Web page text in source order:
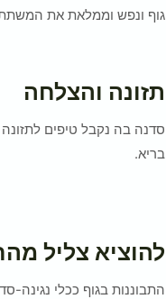
גוף ונפש וממלאת את
תזונה והצלחה
סדנה בה נקבל טיפים
בריא.
להוציא צליל
התבוננות בגוף ככלי נגינה-